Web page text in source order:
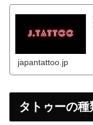
japantattoo.jp
タトゥーの